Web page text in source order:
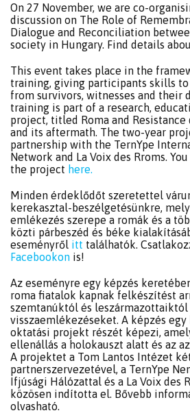
On 27 November, we are co-
discussion on The Role of
Dialogue and Reconciliation
society in Hungary. Find details
This event takes place in the
training, giving participants skills
from survivors, witnesses and their
training is part of a research,
project, titled Roma and
and its aftermath. The two-year
partnership with the TernYpe
Network and La Voix des Rroms.
the project here.
Minden érdeklődőt szeretettel
kerekasztal-beszélgetésünkre,
emlékezés szerepe a romák és a
közti párbeszéd és béke
eseményről itt találhatók.
Facebookon is!
Az eseményre egy képzés
roma fiatalok kapnak felkészítést
szemtanúktól és
visszaemlékezéseket. A képzés
oktatási projekt részét képezi,
ellenállás a holokauszt alatt és az
A projektet a Tom Lantos Intézet
partnerszervezetével, a TernYpe
Ifjúsági Hálózattal és a La Voix des
közösen indította el. Bővebb
olvasható.